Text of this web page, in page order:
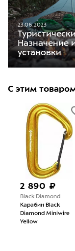
23.06.2023
Назначение
установки
С этим
2 890 ₽
Black Diamond
Карабин Black
Diamond Miniwire
Yellow